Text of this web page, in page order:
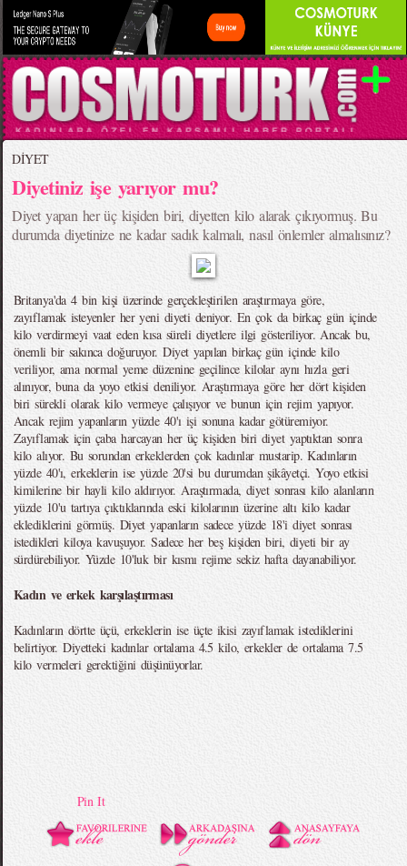
DİYET
Diyetiniz işe yarıyor mu?
Diyet yapan her üç kişiden biri, diyetten kilo alarak çıkıyormuş. Bu
durumda diyetinize ne kadar sadık kalmalı, nasıl önlemler almalısınız?
Britanya'da 4 bin kişi üzerinde gerçekleştirilen araştırmaya göre,
zayıflamak isteyenler her yeni diyeti deniyor. En çok da birkaç gün içinde
kilo verdirmeyi vaat eden kısa süreli diyetlere ilgi gösteriliyor. Ancak bu,
önemli bir sakınca doğuruyor. Diyet yapılan birkaç gün içinde kilo
veriliyor, ama normal yeme düzenine geçilince kilolar aynı hızla geri
alınıyor, buna da yoyo etkisi deniliyor. Araştırmaya göre her dört kişiden
biri sürekli olarak kilo vermeye çalışıyor ve bunun için rejim yapıyor.
Ancak rejim yapanların yüzde 40'ı işi sonuna kadar götüremiyor.
Zayıflamak için çaba harcayan her üç kişiden biri diyet yaptıktan sonra
kilo alıyor. Bu sorundan erkeklerden çok kadınlar mustarip. Kadınların
yüzde 40'ı, erkeklerin ise yüzde 20'si bu durumdan şikâyetçi. Yoyo etkisi
kimilerine bir hayli kilo aldırıyor. Araştırmada, diyet sonrası kilo alanların
yüzde 10'u tartıya çıktıklarında eski kilolarının üzerine altı kilo kadar
eklediklerini görmüş. Diyet yapanların sadece yüzde 18'i diyet sonrası
istedikleri kiloya kavuşuyor. Sadece her beş kişiden biri, diyeti bir ay
sürdürebiliyor. Yüzde 10'luk bir kısmı rejime sekiz hafta dayanabiliyor.
Kadın ve erkek karşılaştırması
Kadınların dörtte üçü, erkeklerin ise üçte ikisi zayıflamak istediklerini
belirtiyor. Diyetteki kadınlar ortalama 4.5 kilo, erkekler de ortalama 7.5
kilo vermeleri gerektiğini düşünüyorlar.
Pin It